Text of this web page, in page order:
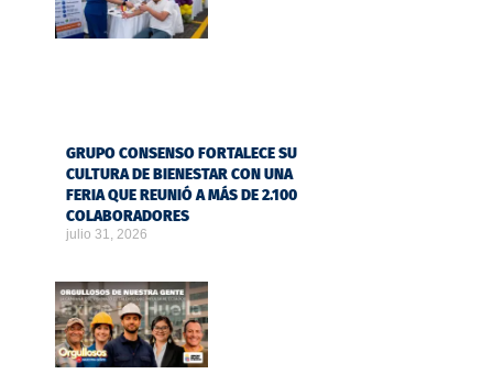
GRUPO CONSENSO FORTALECE SU
CULTURA DE BIENESTAR CON UNA
FERIA QUE REUNIÓ A MÁS DE 2.100
COLABORADORES
julio 31, 2026